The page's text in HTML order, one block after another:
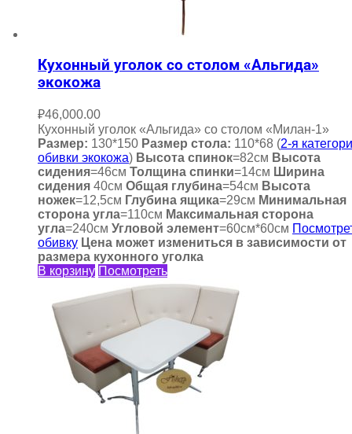
Кухонный уголок со столом «Альгида»
экокожа
₽46,000.00
Кухонный уголок «Альгида» со столом «Милан-1»
Размер: 130*150 Размер стола: 110*68 (2-я
обивки экокожа) Высота спинок=82см Высота
сидения=46см Толщина спинки=14см Ширина
сидения 40см Общая глубина=54см Высота
ножек=12,5см Глубина ящика=29см Минимальная
сторона угла=110см Максимальная сторона
угла=240см Угловой элемент=60см*60см
обивку Цена может измениться в зависимости от
размера кухонного уголка
В корзину Посмотреть